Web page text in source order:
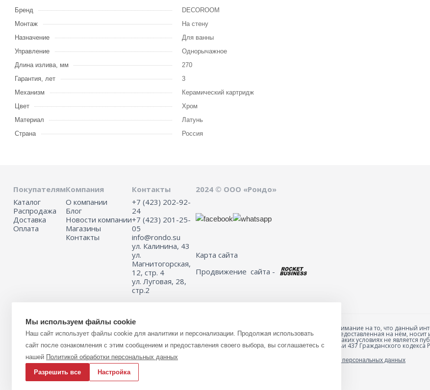
Бренд
DECOROOM
Монтаж
На стену
Назначение
Для ванны
Управление
Однорычажное
Длина излива, мм
270
Гарантия, лет
3
Механизм
Керамический картридж
Цвет
Хром
Материал
Латунь
Страна
Россия
Покупателям
Каталог
Распродажа
Доставка
Оплата
Компания
О компании
Блог
Новости компании
Магазины
Контакты
Контакты
+7 (423) 202-92-
24
+7 (423) 201-25-
05
info@rondo.su
ул. Калинина, 43
ул.
Магнитогорская,
12, стр. 4
ул. Луговая, 28,
стр.2
2024 © ООО «Рондо»
Карта сайта
Продвижение сайта -
Информация на сайте не является публичной офертой.
Для получения подробной информации о наличии и стоимости указанных товаров и
(или) услуг, пожалуйста, обращайтесь к менеджеру сайта с помощью специальной формы
Обращаем ваше внимание на то, что данный
товарах и ценах, предоставленная на нём,
характер и ни при каких условиях не является
положениями Статьи 437 Гражданского кодекса
Политика обработки персональных данных
Мы используем файлы cookie
Наш сайт использует файлы cookie для аналитики и персонализации. Продолжая использовать
сайт после ознакомления с этим сообщением и предоставления своего выбора, вы соглашаетесь с
нашей Политикой обработки персональных данных
Разрешить все Настройка